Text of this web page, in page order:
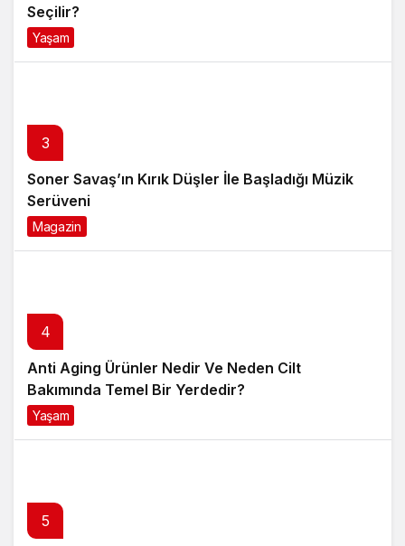
Seçilir?
Yaşam
3
Soner Savaş’ın Kırık Düşler İle Başladığı Müzik
Serüveni
Magazin
4
Anti Aging Ürünler Nedir Ve Neden Cilt
Bakımında Temel Bir Yerdedir?
Yaşam
5